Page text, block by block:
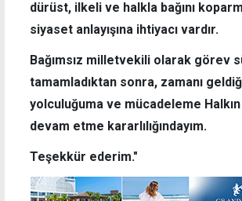
dürüst, ilkeli ve halkla bağını
siyaset anlayışına ihtiyacı vardır.
Bağımsız milletvekili olarak görev
tamamladıktan sonra, zamanı
yolculuğuma ve mücadeleme
devam etme kararlılığındayım.
Teşekkür ederim."